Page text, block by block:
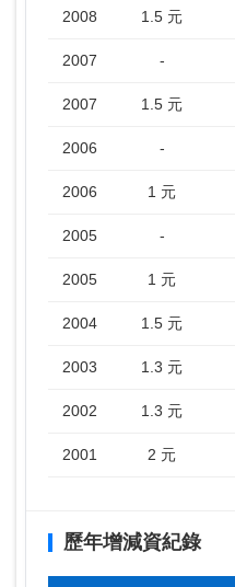
2008 1.5 元
2007 -
2007 1.5 元
2006 -
2006 1 元
2005 -
2005 1 元
2004 1.5 元
2003 1.3 元
2002 1.3 元
2001 2 元
歷年增減資紀錄